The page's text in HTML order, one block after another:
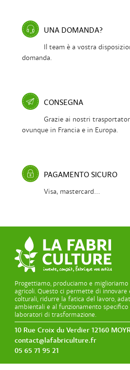
UNA DOMANDA?
Il team è a vostra
domanda.
CONSEGNA
Grazie ai nostri
ovunque in Francia e in Europa.
PAGAMENTO SICURO
Visa, mastercard...
Progettiamo, produciamo e
agricoli. Questo ci permette di innovare
colturali, ridurre la fatica del lavoro,
ambientali e al funzionamento
laboratori di trasformazione.
10 Rue Croix du Verdier 12160
contact@lafabriculture.fr
05 65 71 95 21